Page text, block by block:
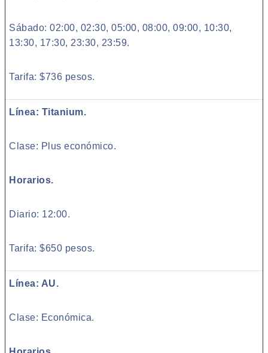
Sábado: 02:00, 02:30, 05:00, 08:00, 09:00, 10:30,
13:30, 17:30, 23:30, 23:59.
Tarifa: $736 pesos.
Línea: Titanium.
Clase: Plus económico.
Horarios.
Diario: 12:00.
Tarifa: $650 pesos.
Línea: AU.
Clase: Económica.